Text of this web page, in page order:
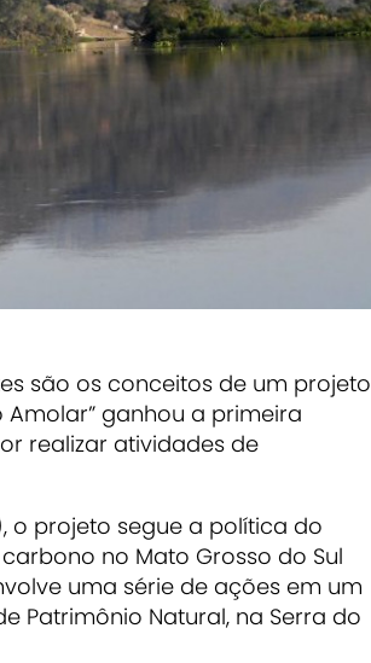
são os conceitos de um projeto
Amolar” ganhou a primeira
realizar atividades de
o projeto segue a política do
no Mato Grosso do Sul
uma série de ações em um
Patrimônio Natural, na Serra do